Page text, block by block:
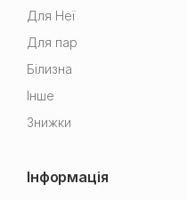
Для Неї
Для пар
Білизна
Інше
Знижки
Інформація